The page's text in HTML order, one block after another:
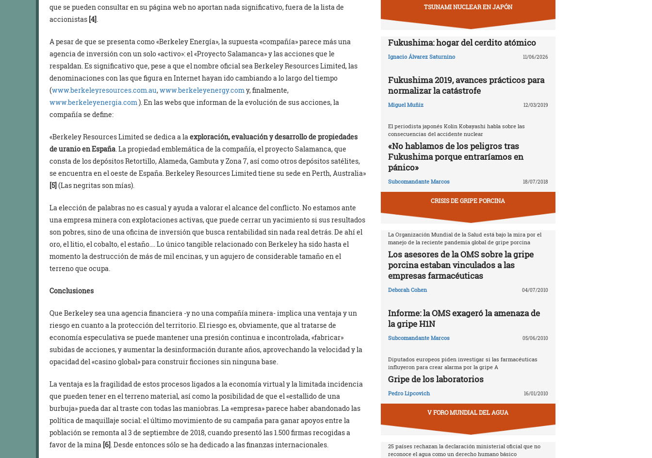
que se pueden consultar en su página web no aportan nada significativo, fuera de la lista de
accionistas [4].
A pesar de que se presenta como «Berkeley Energía», la supuesta «compañía» parece más una
agencia de inversión con un solo «activo»: el «Proyecto Salamanca» y las acciones que le
respaldan. Es significativo que, pese a que el nombre oficial sea Berkeley Resources Limited, las
denominaciones con las que figura en Internet hayan ido cambiando a lo largo del tiempo
(www.berkeleyresources.com.au,www.berkeleyenergy.comy, finalmente,
www.berkeleyenergia.com). En las webs que informan de la evolución de sus acciones, la
compañía se define:
«Berkeley Resources Limited se dedica a laexploración, evaluación y desarrollo de propiedades
de uranio en España. La propiedad emblemática de la compañía, el proyecto Salamanca, que
consta de los depósitos Retortillo, Alameda, Gambuta y Zona 7, así como otros depósitos satélites,
se encuentra en el oeste de España. Berkeley Resources Limited tiene su sede en Perth, Australia»
[5](Las negritas son mías).
La elección de palabras no es casual y ayuda a valorar el alcance del conflicto. No estamos ante
una empresa minera con explotaciones activas, que puede cerrar un yacimiento si sus resultados
son pobres, sino de una oficina de inversión que busca rentabilidad sin nada real detrás. De ahí el
oro, el litio, el cobalto, el estaño…. Lo único tangible relacionado con Berkeley ha sido hasta el
momento la destrucción de más de mil encinas, y un agujero de considerable tamaño en el
terreno que ocupa.
Conclusiones
Que Berkeley sea una agencia financiera -y no una compañía minera- implica una ventaja y un
riesgo en cuanto a la protección del territorio. El riesgo es, obviamente, que al tratarse de
economía especulativa se puede mantener una presión continua e incontrolada, «fabricar»
subidas de acciones, y aumentar la desinformación durante años, aprovechando la velocidad y la
opacidad del «casino global» para construir ficciones sin ninguna base.
La ventaja es la fragilidad de estos procesos ligados a la economía virtual y la limitada incidencia
que pueden tener en el terreno material, así como la posibilidad de que el «estallido de una
burbuja» pueda dar al traste con todas las maniobras. La «empresa» parece haber abandonado las
política de maquillaje social: el último movimiento de su campaña para ganar apoyos entre la
población se remonta al 3 de septiembre de 2018, cuando presentó las 1.500 firmas recogidas a
favor de la mina [6]. Desde entonces sólo se ha dedicado a las finanzas internacionales.
TSUNAMI NUCLEAR EN JAPÓN
Fukushima: hogar del cerdito atómico
Ignacio Álvarez Saturnino 11/06/2026
Fukushima 2019, avances prácticos para
normalizar la catástrofe
Miguel Muñiz 12/03/2019
El periodista japonés Kolin Kobayashi habla sobre las
consecuencias del accidente nuclear
«No hablamos de los peligros tras
Fukushima porque entraríamos en
pánico»
Subcomandante Marcos 18/07/2018
CRISIS DE GRIPE PORCINA
La Organización Mundial de la Salud está bajo la mira por el
manejo de la reciente pandemia global de gripe porcina
Los asesores de la OMS sobre la gripe
porcina estaban vinculados a las
empresas farmacéuticas
Deborah Cohen 04/07/2010
Informe: la OMS exageró la amenaza de
la gripe H1N
Subcomandante Marcos 05/06/2010
Diputados europeos piden investigar si las farmacéuticas
influyeron para crear alarma por la gripe A
Gripe de los laboratorios
Pedro Lipcovich 16/01/2010
V FORO MUNDIAL DEL AGUA
25 países rechazan la declaración ministerial oficial que no
reconoce el agua como un derecho humano básico